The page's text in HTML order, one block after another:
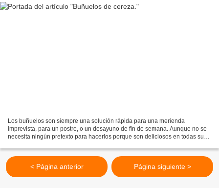
Los buñuelos son siempre una solución rápida para una merienda
imprevista, para un postre, o un desayuno de fin de semana. Aunque no se
necesita ningún pretexto para hacerlos porque son deliciosos en todas sus
< Página anterior Página siguiente >